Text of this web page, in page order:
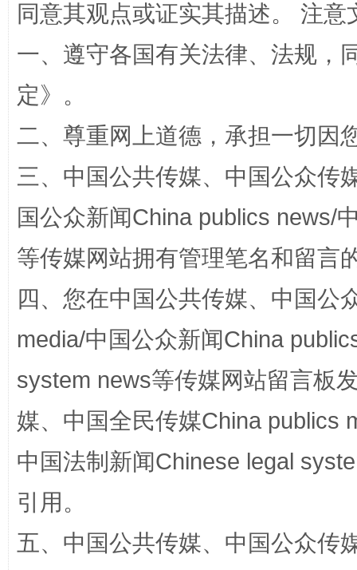
招工难、用工荒背后
网上购药对药下症？
同意其观点或证实其描述。 注
一、遵守各国有关法律、法规，
定》。
二、尊重网上道德，承担一切因
三、中国公共传媒、中国公众传
国公众新闻China publics news/
等传媒网站拥有管理笔名和留言
四、您在中国公共传媒、中国公
media/中国公众新闻China
system news等传媒网站留言板
媒、中国全民传媒China publics
中国法制新闻Chinese legal
引用。
五、中国公共传媒、中国公众传